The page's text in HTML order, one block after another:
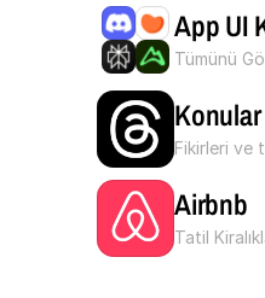
App UI
Tümünü
Konular
Fikirleri ve
Airbnb
Tatil